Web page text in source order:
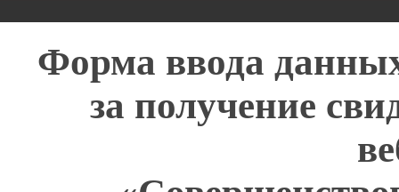
Форма ввода
за получение